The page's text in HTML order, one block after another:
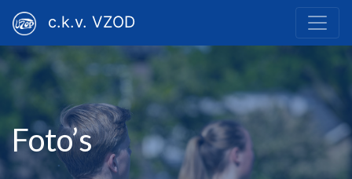
c.k.v. VZOD
Foto’s